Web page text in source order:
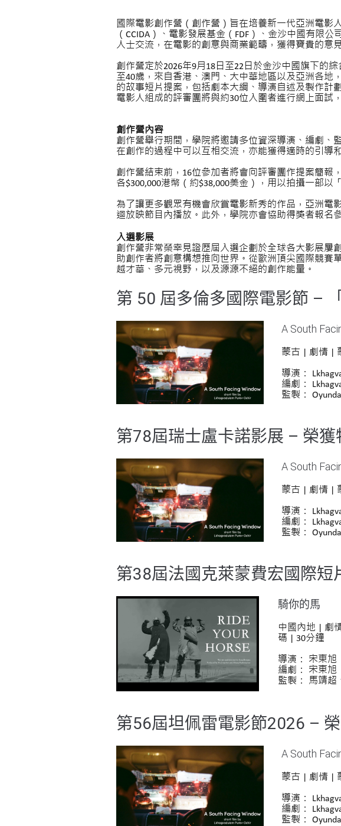
國際電影創作營（創作營）旨在培養新一代亞洲電影
（CCIDA）、電影發展基金（FDF）、金沙中國有限
人士交流，在電影的創意與商業範疇，獲得寶貴的意
創作營定於2026年9月18日至22日於金沙中國旗下的
至40歲，來自香港、澳門、大中華地區以及亞洲各地
的故事短片提案，包括劇本大綱、導演自述及製作計
電影人組成的評審團將與約30位入圍者進行網上面試
創作營內容
創作營舉行期間，學院將邀請多位資深導演、編劇、
在創作的過程中可以互相交流，亦能獲得適時的引導
創作營結束前， 16位參加者將會向評審團作提案簡報
各$300,000港幣（約$38,000美金），用以拍攝一部以
為了讓更多觀眾有機會欣賞電影新秀的作品，亞洲電
迴放映節目內播放。此外，學院亦會協助得獎者報名
入選影展
創作營非常榮幸見證歷屆入選企劃於全球各大影展屢
助創作者將創意構想推向世界。從歐洲頂尖國際競賽
越才華、多元視野，以及源源不絕的創作能量。
第 50 屆多倫多國際電影節 –
A South
蒙古 | 劇情 |
導演：
編劇：
監製：
第78屆瑞士盧卡諾影展 – 榮
A South
蒙古 | 劇情 |
導演：
編劇：
監製：
第38屆法國克萊蒙費宏國際短
騎你的馬
中國內地 | 劇
碼 | 30分鐘
導演： 宋東旭
編劇： 宋東旭
監製： 馬靖超
第56屆坦佩雷電影節2026 –
A South
蒙古 | 劇情 |
導演：
編劇：
監製：